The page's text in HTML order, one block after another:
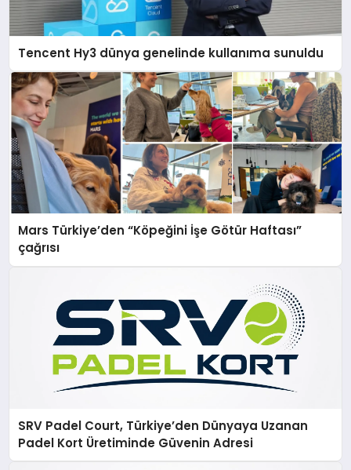
Tencent Hy3 dünya genelinde kullanıma sunuldu
Mars Türkiye’den “Köpeğini İşe Götür Haftası”
çağrısı
SRV Padel Court, Türkiye’den Dünyaya Uzanan
Padel Kort Üretiminde Güvenin Adresi